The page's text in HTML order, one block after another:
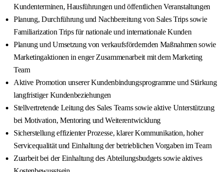
Kundenterminen, Hausführungen und öffentlichen Veranstaltungen
Planung, Durchführung und Nachbereitung von Sales Trips sowie
Familiarization Trips für nationale und internationale Kunden
Planung und Umsetzung von verkaufsfördernden Maßnahmen sowie
Marketingaktionen in enger Zusammenarbeit mit dem Marketing
Team
Aktive Promotion unserer Kundenbindungsprogramme und Stärkung
langfristiger Kundenbeziehungen
Stellvertretende Leitung des Sales Teams sowie aktive Unterstützung
bei Motivation, Mentoring und Weiterentwicklung
Sicherstellung effizienter Prozesse, klarer Kommunikation, hoher
Servicequalität und Einhaltung der betrieblichen Vorgaben im Team
Zuarbeit bei der Einhaltung des Abteilungsbudgets sowie aktives